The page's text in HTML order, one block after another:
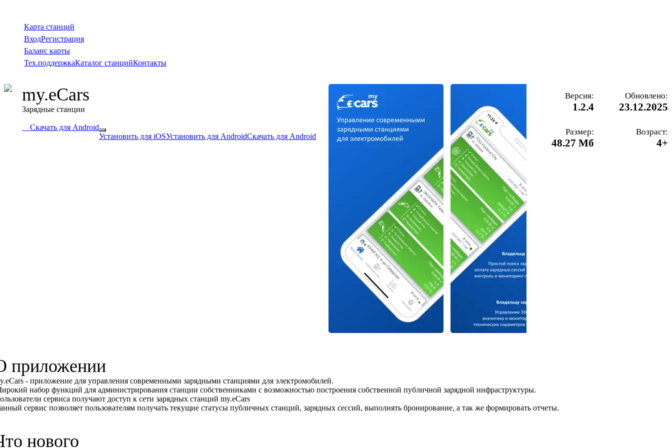
Карта станций
ВходРегистрация
Баланс карты
Тех.поддержкаКаталог станцийКонтакты
my.eCars
Зарядные станции
Скачать для Android
Установить для iOSУстановить для AndroidСкачать для Android
Обновлено:
23.12.2025
Возраст:
4+
Версия:
1.2.4
Размер:
48.27 Мб
приложении
- приложение для управления современными зарядными станциями для электромобилей.
набор функций для администрирования станции собственниками с возможностью построения собственной публичной зарядной инфраструктуры.
сервиса получают доступ к сети зарядных станций my.eCars
сервис позволяет пользователям получать текущие статусы публичных станций, зарядных сессий, выполнять бронирование, а так же формировать отчеты.
нового